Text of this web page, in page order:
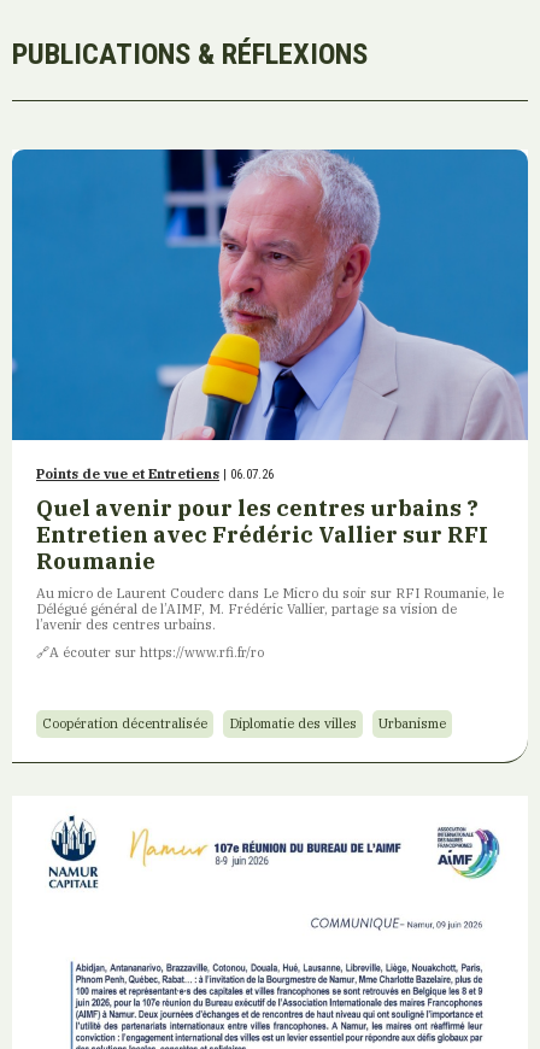
PUBLICATIONS & RÉFLEXIONS
Points de vue et Entretiens | 06.07.26
Quel avenir pour les centres urbains ?
Entretien avec Frédéric Vallier sur RFI
Roumanie
Au micro de Laurent Couderc dans Le Micro du soir sur RFI Roumanie, le
Délégué général de l’AIMF, M. Frédéric Vallier, partage sa vision de
l’avenir des centres urbains.
🔗​A écouter sur https://www.rfi.fr/ro
Coopération décentralisée Diplomatie des villes Urbanisme